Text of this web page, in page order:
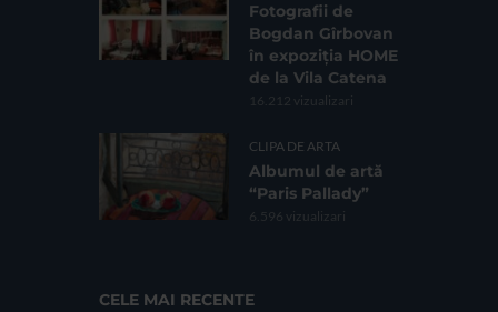
Fotografii de
Bogdan Gîrbovan
în expoziția HOME
de la Vila Catena
16.212 vizualizari
CLIPA DE ARTA
Albumul de artă
“Paris Pallady”
6.596 vizualizari
CELE MAI RECENTE